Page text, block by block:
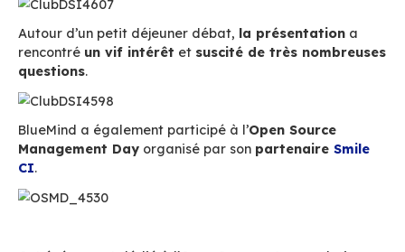
LeClub DSIa invité BlueMind pourprésenter
solution de messagerie collaborative
dedécideurs d’entreprises et
d’informations sur cette nouvelle solution de
pour l’Afrique.